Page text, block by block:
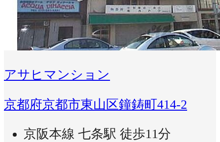
アサヒマンション
京都府京都市東山区鐘鋳町414-2
京阪本線 七条駅 徒歩11分